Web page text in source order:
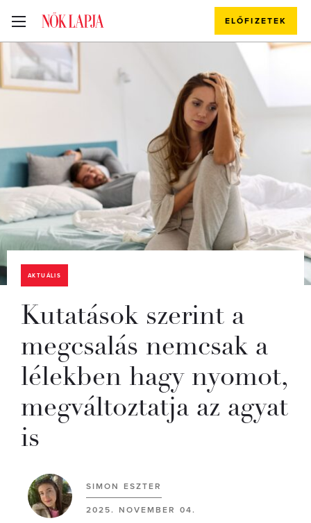
ELŐFIZETEK
AKTUÁLIS
Kutatások szerint a
megcsalás nemcsak a
lélekben hagy nyomot,
megváltoztatja az agyat
is
SIMON ESZTER
2025. NOVEMBER 04.